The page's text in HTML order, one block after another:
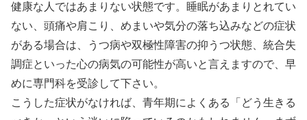
健康な人ではあまりない状態です。睡眠があまりとれてい
ない、頭痛や肩こり、めまいや気分の落ち込みなどの症状
がある場合は、うつ病や双極性障害の抑うつ状態、統合失
調症といった心の病気の可能性が高いと言えますので、早
めに専門科を受診して下さい。
こうした症状がなければ、青年期によくある「どう生きる